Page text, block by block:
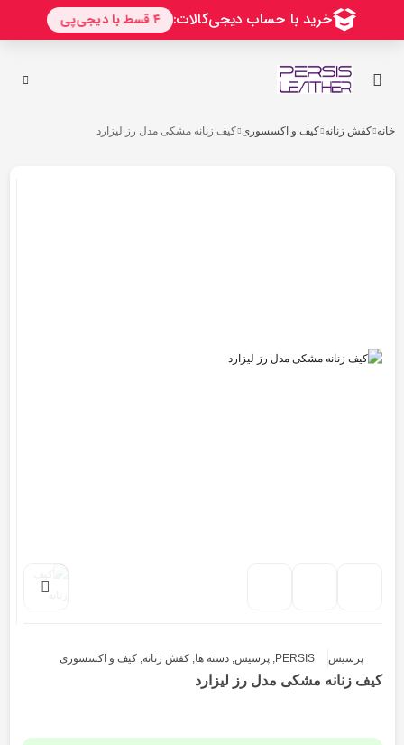
محتوا
خانه کفش زنانه کیف و اکسسوری کیف زنانه مشکی مدل رز لیزارد
پرسیس PERSIS
,پرسیس,دسته ها,کفش زنانه,کیف و اکسسوری
کیف زنانه مشکی مدل رز لیزارد